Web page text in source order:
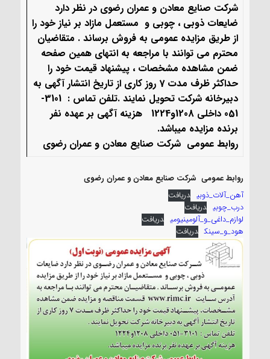
شرکت صنایع معادن و عمران رضوی در نظر دارد
ضایعات ذوبی ، چوبی و مستعمل مازاد بر نیاز خود را
از طريق مزايده عمومی به فروش برساند . متقاضیان
محترم می توانند با مراجعه به انتهای همین صفحه
ضمن مشاهده مشخصات ، پیشنهاد قیمت خود را
حداکثر ظرف مدت 7 روز کاری از تاریخ انتشار آگهی به
دبیرخانه شرکت تحویل نمایند .تلفن تماس : 3101-
051 داخلی 1208و1224 هزینه آگهی بر عهده نفر
برنده مزایده میباشد.
روابط عمومي شرکت صنایع معادن و عمران رضوی
روابط عمومي شرکت صنایع معادن و عمران رضوی
آهن_آلات_ذوبی دریافت
درب_چوبی دریافت
لوازم_داغی_و_آلومینیومی دریافت
هود_و_سینک دریافت